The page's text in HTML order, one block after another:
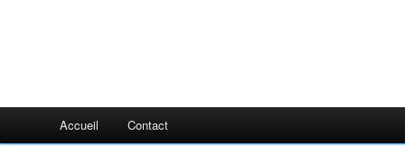
Accueil Contact